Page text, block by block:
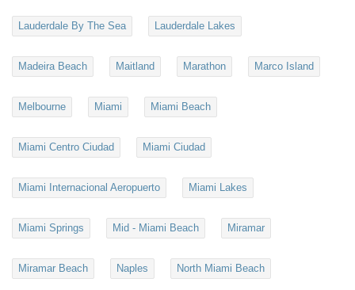
Lauderdale By The Sea Lauderdale Lakes
Madeira Beach Maitland Marathon Marco Island
Melbourne Miami Miami Beach
Miami Centro Ciudad Miami Ciudad
Miami Internacional Aeropuerto Miami Lakes
Miami Springs Mid - Miami Beach Miramar
Miramar Beach Naples North Miami Beach